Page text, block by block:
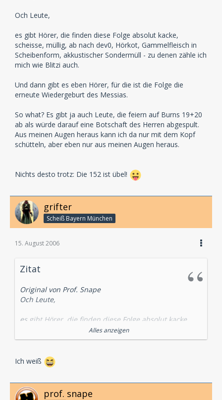
Och Leute,
es gibt Hörer, die finden diese Folge absolut kacke,
scheisse, müllig, ab nach dev0, Hörkot, Gammelfleisch in
Scheibenform, akkustischer Sondermüll - zu denen zähle ich
mich wie Blitzi auch.
Und dann gibt es eben Hörer, für die ist die Folge die
erneute Wiedergeburt des Messias.
So what? Es gibt ja auch Leute, die feiern auf Burns 19+20
ab als würde darauf eine Botschaft des Herren abgespult.
Aus meinen Augen heraus kann ich da nur mit dem Kopf
schütteln, aber eben nur aus meinen Augen heraus.
Nichts desto trotz: Die 152 ist übel!
grifter
Scheiß Bayern München
15. August 2006
Zitat
Original von Prof. Snape
Och Leute,
es gibt Hörer, die finden diese Folge absolut kacke,
scheisse, müllig, ab nach dev0, Hörkot, Gammelfleisch
in Scheibenform, akkustischer Sondermüll - zu denen
Und dann gibt es eben Hörer, für die ist die Folge die
Alles anzeigen
Ich weiß
prof. snape